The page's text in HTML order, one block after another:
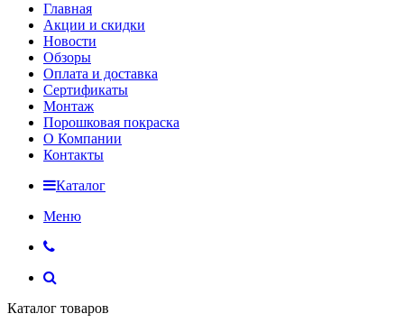
Главная
Акции и скидки
Новости
Обзоры
Оплата и доставка
Сертификаты
Монтаж
Порошковая покраска
О Компании
Контакты
Каталог
Меню
Каталог товаров